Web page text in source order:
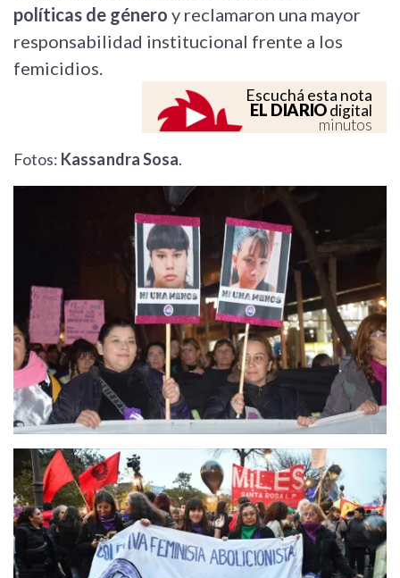
políticas de género y reclamaron una mayor
responsabilidad institucional frente a los
femicidios.
Escuchá esta nota
EL DIARIOdigital
minutos
Fotos: Kassandra Sosa.